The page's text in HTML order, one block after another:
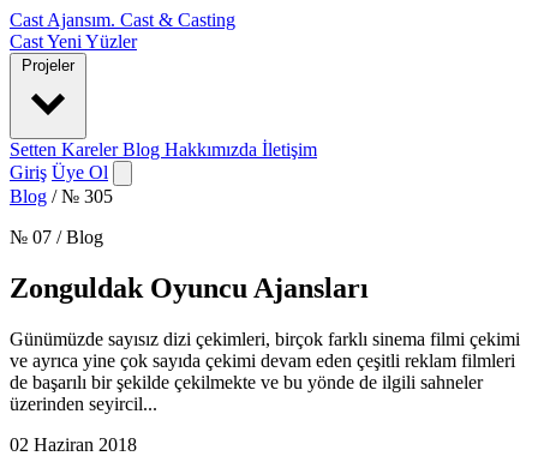
Cast Ajansım. Cast & Casting
CastYeni Yüzler
Projeler
Setten KarelerBlog Hakkımızda İletişim
Giriş Üye Ol
Blog / № 305
№ 07 / Blog
Zonguldak Oyuncu Ajansları
Günümüzde sayısız dizi çekimleri, birçok farklı sinema filmi çekimi
ve ayrıca yine çok sayıda çekimi devam eden çeşitli reklam filmleri
de başarılı bir şekilde çekilmekte ve bu yönde de ilgili sahneler
üzerinden seyircil...
02 Haziran 2018